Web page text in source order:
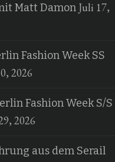
Matt Damon Juli 17,
Fashion Week SS
2026
Fashion Week S/S
2026
aus dem Serail